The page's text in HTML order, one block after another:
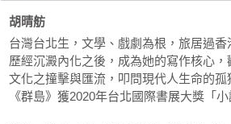
「你跟她說清楚吧。不然，我演不下
月青不明所以，來回巡視兩個男孩的
胡晴舫
台灣台北生，文學、戲劇為根，旅居過
歷經沉澱內化之後，成為她的寫作核心
文化之撞擊與匯流，叩問現代人生命的
《群島》獲2020年台北國際書展大獎「